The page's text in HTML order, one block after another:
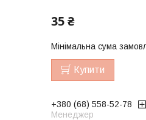
35 ₴
Мінімальна сума
Купити
+380 (68) 558-52-78
Менеджер